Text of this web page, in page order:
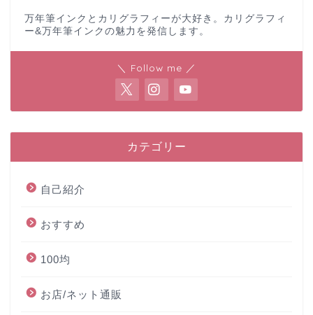
万年筆インクとカリグラフィーが大好き。カリグラフィ
ー&万年筆インクの魅力を発信します。
＼ Follow me ／
カテゴリー
自己紹介
おすすめ
100均
お店/ネット通販